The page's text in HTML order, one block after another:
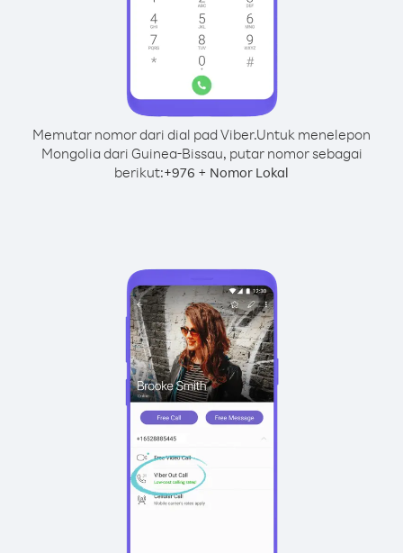
Memutar nomor dari dial pad Viber.Untuk menelepon
Mongolia dari Guinea-Bissau, putar nomor sebagai
berikut:+976 + Nomor Lokal